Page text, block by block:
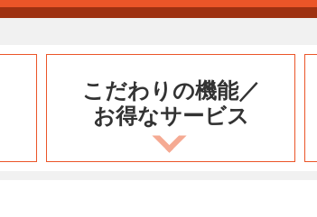
こだわりの機能／
お得なサービス